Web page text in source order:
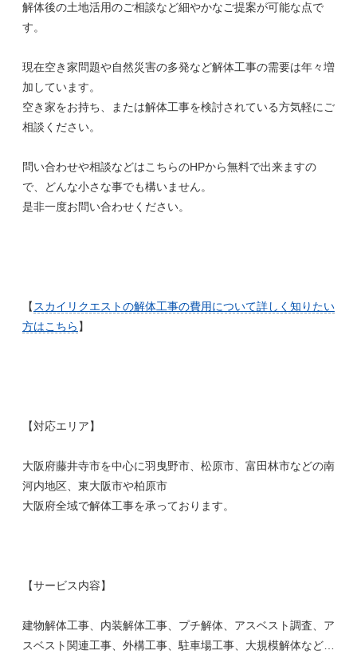
解体後の土地活用のご相談など細やかなご提案が可能な点で
す。
現在空き家問題や自然災害の多発など解体工事の需要は年々増
加しています。
空き家をお持ち、または解体工事を検討されている方気軽にご
相談ください。
問い合わせや相談などはこちらのHPから無料で出来ますの
で、どんな小さな事でも構いません。
是非一度お問い合わせください。
【スカイリクエストの解体工事の費用について詳しく知りたい
方はこちら 】
【対応エリア】
大阪府藤井寺市を中心に羽曳野市、松原市、富田林市などの南
河内地区、東大阪市や柏原市
大阪府全域で解体工事を承っております。
【サービス内容】
建物解体工事、内装解体工事、プチ解体、アスベスト調査、ア
スベスト関連工事、外構工事、駐車場工事、大規模解体など…